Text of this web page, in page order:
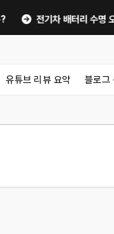
전기차 배터리 수명 오래 쓰는
유튜브 리뷰 요약 블로그